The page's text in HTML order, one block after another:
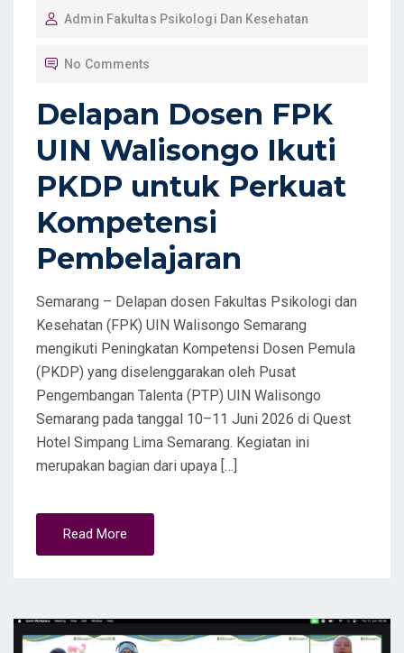
S
O
Admin Fakultas Psikologi Dan Kesehatan
No Comments
Delapan Dosen FPK
UIN Walisongo Ikuti
PKDP untuk Perkuat
Kompetensi
Pembelajaran
Semarang – Delapan dosen Fakultas Psikologi dan
Kesehatan (FPK) UIN Walisongo Semarang
mengikuti Peningkatan Kompetensi Dosen Pemula
(PKDP) yang diselenggarakan oleh Pusat
Pengembangan Talenta (PTP) UIN Walisongo
Semarang pada tanggal 10–11 Juni 2026 di Quest
Hotel Simpang Lima Semarang. Kegiatan ini
merupakan bagian dari upaya […]
Read More